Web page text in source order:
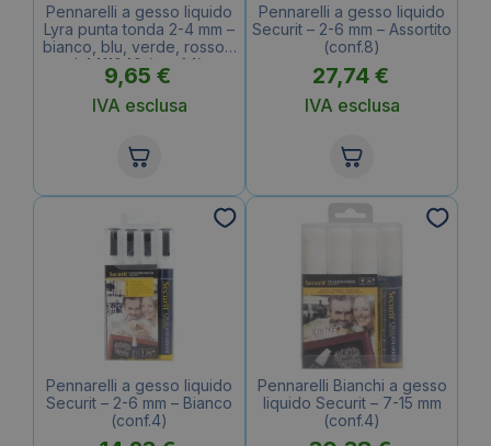
Pennarelli a gesso liquido
Lyra punta tonda 2-4 mm –
bianco, blu, verde, rosso –
L4411040 (conf.4)
9,65 €
IVA esclusa
Pennarelli a gesso liquido
Securit – 2-6 mm – Assortito
(conf.8)
27,74 €
IVA esclusa
Pennarelli a gesso liquido
Securit – 2-6 mm – Bianco
(conf.4)
Pennarelli Bianchi a gesso
liquido Securit – 7-15 mm
(conf.4)